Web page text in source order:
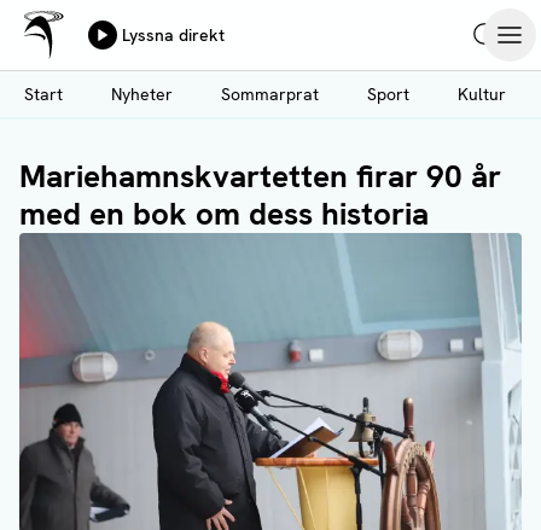
Hoppa
till
huvudinnehåll
Ålands Radio & TV
Lyssna direkt
Start
Nyheter Sommarprat Sport Kultur
Mariehamnskvartetten firar 90 år
med en bok om dess historia